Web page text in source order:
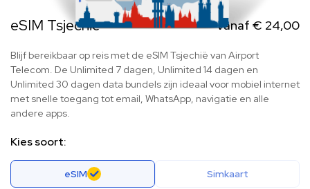
eSIM Tsjechië Vanaf € 24,00
Blijf bereikbaar op reis met de eSIM Tsjechië van Airport
Telecom. De Unlimited 7 dagen, Unlimited 14 dagen en
Unlimited 30 dagen data bundels zijn ideaal voor mobiel internet
met snelle toegang tot email, WhatsApp, navigatie en alle
andere apps.
Kies soort:
eSIM Simkaart